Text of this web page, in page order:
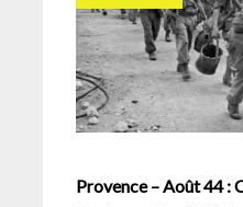
Provence – Août 44 :